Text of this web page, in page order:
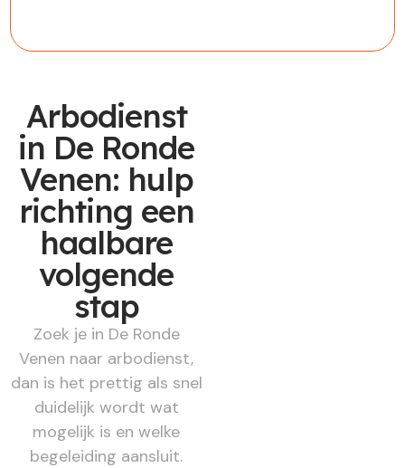
Arbodienst
in De Ronde
Venen: hulp
richting een
haalbare
volgende
stap
Zoek je in De Ronde
Venen naar arbodienst,
dan is het prettig als snel
duidelijk wordt wat
mogelijk is en welke
begeleiding aansluit.